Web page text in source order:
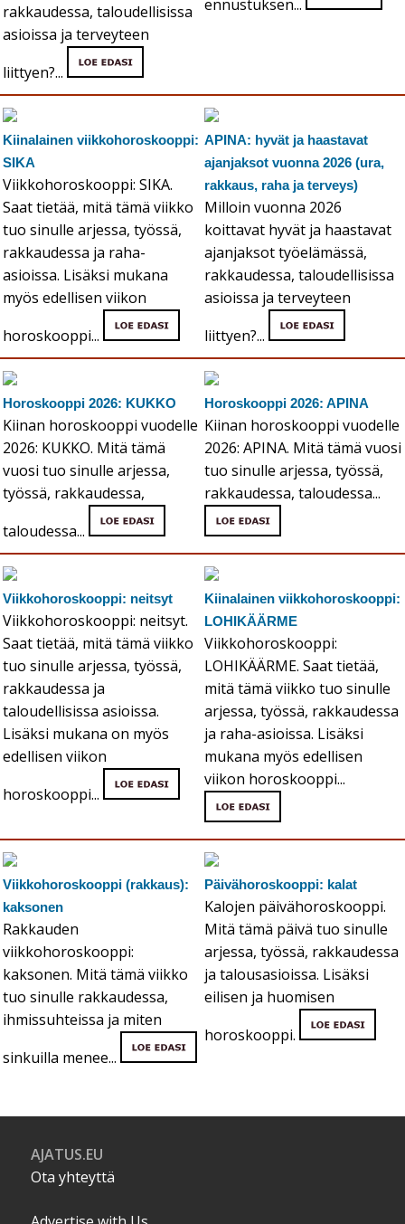
rakkaudessa, taloudellisissa
asioissa ja terveyteen
liittyen?...
ennustuksen...
Kiinalainen viikkohoroskooppi:
SIKA
Viikkohoroskooppi: SIKA.
Saat tietää, mitä tämä viikko
tuo sinulle arjessa, työssä,
rakkaudessa ja raha-
asioissa. Lisäksi mukana
myös edellisen viikon
horoskooppi...
APINA: hyvät ja haastavat
ajanjaksot vuonna 2026 (ura,
rakkaus, raha ja terveys)
Milloin vuonna 2026
koittavat hyvät ja haastavat
ajanjaksot työelämässä,
rakkaudessa, taloudellisissa
asioissa ja terveyteen
liittyen?...
Horoskooppi 2026: KUKKO
Kiinan horoskooppi vuodelle
2026: KUKKO. Mitä tämä
vuosi tuo sinulle arjessa,
työssä, rakkaudessa,
taloudessa...
Horoskooppi 2026: APINA
Kiinan horoskooppi vuodelle
2026: APINA. Mitä tämä vuosi
tuo sinulle arjessa, työssä,
rakkaudessa, taloudessa...
Viikkohoroskooppi: neitsyt
Viikkohoroskooppi: neitsyt.
Saat tietää, mitä tämä viikko
tuo sinulle arjessa, työssä,
rakkaudessa ja
taloudellisissa asioissa.
Lisäksi mukana on myös
edellisen viikon
horoskooppi...
Kiinalainen viikkohoroskooppi:
LOHIKÄÄRME
Viikkohoroskooppi:
LOHIKÄÄRME. Saat tietää,
mitä tämä viikko tuo sinulle
arjessa, työssä, rakkaudessa
ja raha-asioissa. Lisäksi
mukana myös edellisen
viikon horoskooppi...
Viikkohoroskooppi (rakkaus):
kaksonen
Rakkauden
viikkohoroskooppi:
kaksonen. Mitä tämä viikko
tuo sinulle rakkaudessa,
ihmissuhteissa ja miten
sinkuilla menee...
Päivähoroskooppi: kalat
Kalojen päivähoroskooppi.
Mitä tämä päivä tuo sinulle
arjessa, työssä, rakkaudessa
ja talousasioissa. Lisäksi
eilisen ja huomisen
horoskooppi.
AJATUS.EU
Ota yhteyttä